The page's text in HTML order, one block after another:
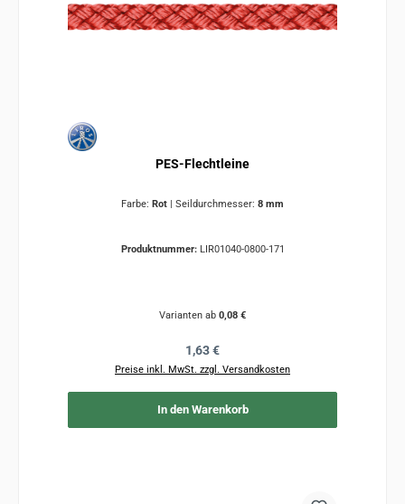
PES-Flechtleine
Farbe: Rot Seildurchmesser: 8 mm
Produktnummer: LIR01040-0800-171
Varianten ab 0,08 €
Regulärer Preis:
1,63 €
Preise inkl. MwSt. zzgl. Versandkosten
In den Warenkorb